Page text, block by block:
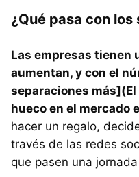
¿Qué pasa con los
Las empresas tienen
aumentan, y con el
separaciones
hueco en el mercado
hacer un regalo,
través de las redes
que pasen una